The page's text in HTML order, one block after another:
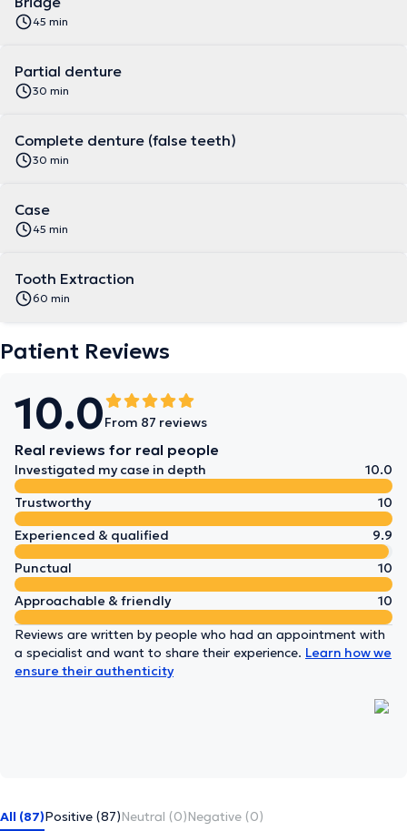
45 min
Partial denture
30 min
Complete denture (false teeth)
30 min
Case
45 min
Tooth Extraction
60 min
Patient Reviews
10.0From 87 reviews
Real reviews for real people
Investigated my case in depth
10.0
Trustworthy
10
Experienced & qualified
9.9
Punctual
10
Approachable & friendly
10
Reviews are written by people who had an appointment with
a specialist and want to share their experience. Learn how we
ensure their authenticity
All (87)Positive (87)Neutral (0)Negative (0)